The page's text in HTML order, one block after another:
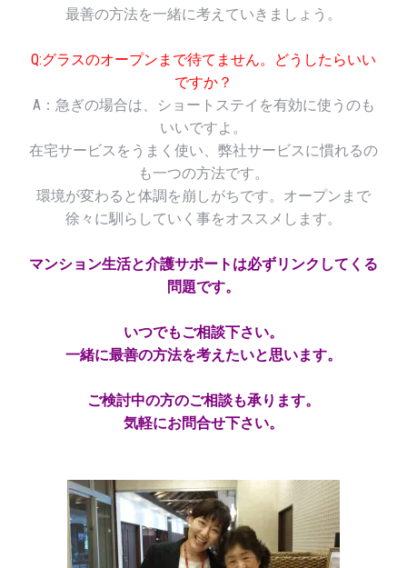
最善の方法を一緒に考えていきましょう。
Q:グラスのオープンまで待てません。どうしたらいい
ですか？
A：急ぎの場合は、ショートステイを有効に使うのも
いいですよ。
在宅サービスをうまく使い、弊社サービスに慣れるの
も一つの方法です。
環境が変わると体調を崩しがちです。オープンまで
徐々に馴らしていく事をオススメします。
マンション生活と介護サポートは必ずリンクしてくる
問題です。
いつでもご相談下さい。
一緒に最善の方法を考えたいと思います。
ご検討中の方のご相談も承ります。
気軽にお問合せ下さい。